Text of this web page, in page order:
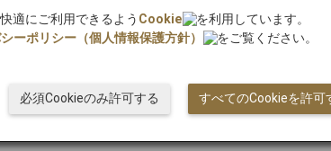
。
適にご利用できるよう Cookie
を利用しています。
ーポリシー（個人情報保護方針） をご覧ください。
すべてのCookieを許可
必須Cookieのみ許可する